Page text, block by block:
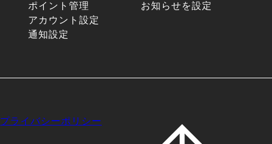
ポイント管理
アカウント設定
通知設定
お知らせを設定
プライバシーポリシー